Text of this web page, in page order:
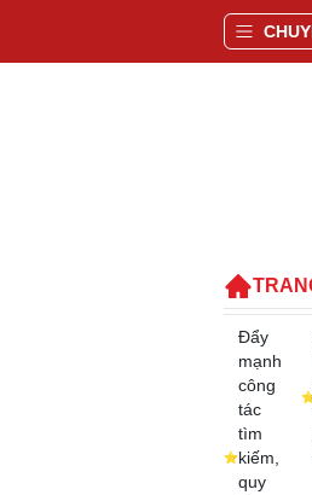
Đẩy
mạnh
công
tác
tìm
kiếm,
quy